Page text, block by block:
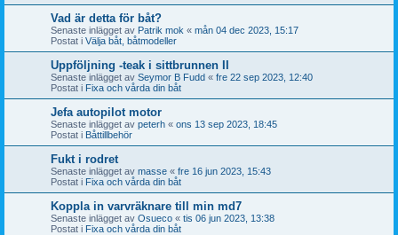
Vad är detta för båt?
Senaste inlägget av Patrik mok « mån 04 dec 2023, 15:17
Postat i Välja båt, båtmodeller
Uppföljning -teak i sittbrunnen II
Senaste inlägget av Seymor B Fudd « fre 22 sep 2023, 12:40
Postat i Fixa och vårda din båt
Jefa autopilot motor
Senaste inlägget av peterh « ons 13 sep 2023, 18:45
Postat i Båttillbehör
Fukt i rodret
Senaste inlägget av masse « fre 16 jun 2023, 15:43
Postat i Fixa och vårda din båt
Koppla in varvräknare till min md7
Senaste inlägget av Osueco « tis 06 jun 2023, 13:38
Postat i Fixa och vårda din båt